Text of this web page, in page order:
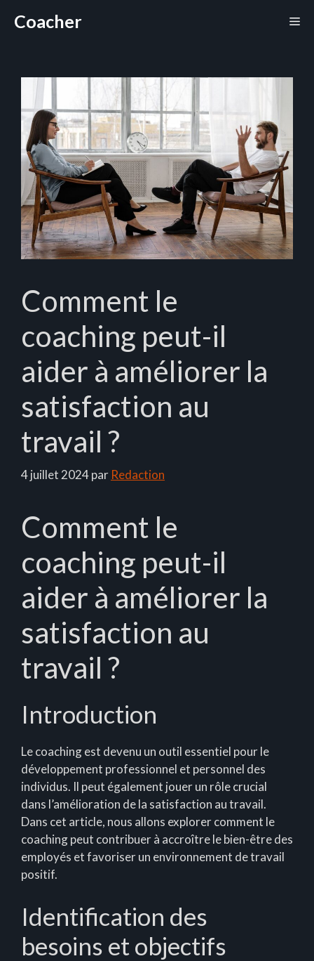
Coacher
Comment le
coaching peut-il
aider à améliorer la
satisfaction au
travail ?
4 juillet 2024par Redaction
Comment le
coaching peut-il
aider à améliorer la
satisfaction au
travail ?
Introduction
Le coaching est devenu un outil essentiel pour le
développement professionnel et personnel des
individus. Il peut également jouer un rôle crucial
dans l’amélioration de la satisfaction au travail.
Dans cet article, nous allons explorer comment le
coaching peut contribuer à accroître le bien-être des
employés et favoriser un environnement de travail
positif.
Identification des
besoins et objectifs